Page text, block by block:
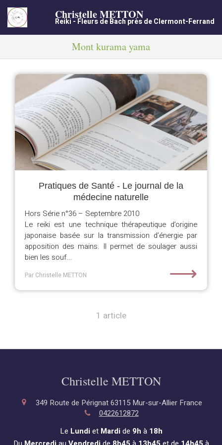
Christelle METTON
Reiki - Fleurs de Bach près de Clermont-Ferrand
Mont kurama yama
Pratiques de Santé - Le journal de la
médecine naturelle
Hors Série n°36 – Septembre 2010
Le reiki est une technique thérapeutique d’origine
japonaise basée sur la transmission d’énergie par
apposition des mains. Il permet de soulager aussi
bien les souf...
Par Christelle METTON ⟶
1 article
Christelle METTON
349 Route de Pérignat 63115 Mur-sur-Allier France
0422612872
Le Lundiet Mardide 9h à 18h